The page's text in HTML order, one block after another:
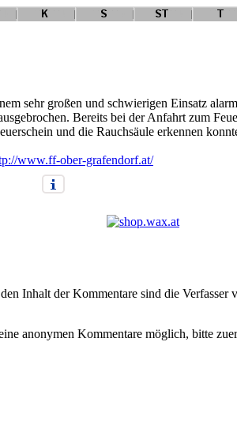
sehr großen und schwierigen Einsatz
Bereits bei der Anfahrt zum
und die Rauchsäule erkennen
www.ff-ober-grafendorf.at/
Inhalt der Kommentare sind die Verfasser
anonymen Kommentare möglich, bitte